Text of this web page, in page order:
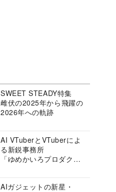
SWEET STEADY特集
雌伏の2025年から飛躍の
2026年への軌跡
AI VTuberとVTuberによ
る新鋭事務所
「ゆめかいろプロダクシ
AIガジェットの新星・